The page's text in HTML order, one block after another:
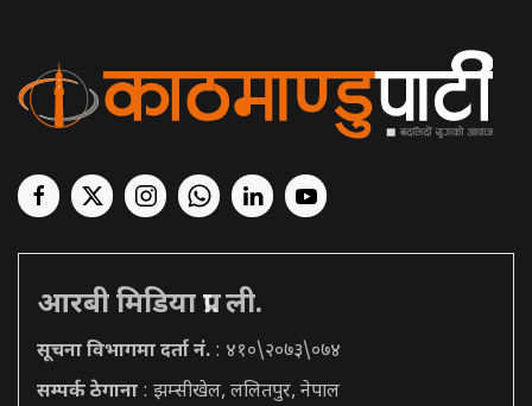
आरबी मिडिया प्रा. ली.
सूचना विभागमा दर्ता नं. : ४१०\२०७३\०७४
सम्पर्क ठेगाना : झम्सीखेल, ललितपुर, नेपाल